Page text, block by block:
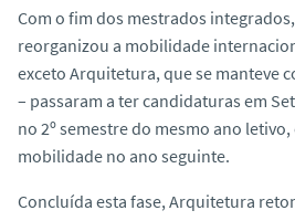
Com o fim dos mestrados
reorganizou a mobilidade
exceto Arquitetura, que se manteve
– passaram a ter candidaturas em
no 2º semestre do mesmo ano
mobilidade no ano seguinte.
Concluída esta fase, Arquitetura